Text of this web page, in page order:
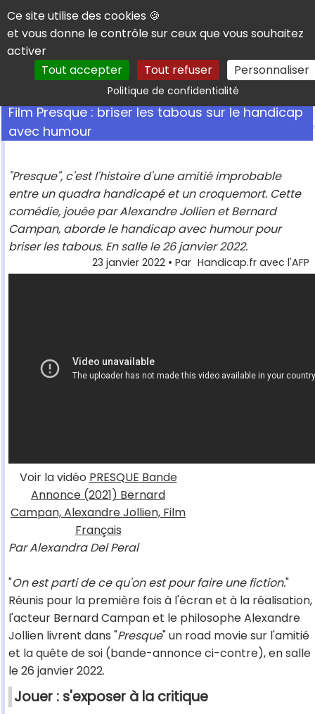
Panneau de gestion des cookies
Ce site utilise des cookies 🍪
et vous donne le contrôle sur ceux que vous souhaitez
activer
Tout accepter
Tout refuser Personnaliser
Politique de confidentialitéRechercher
Film Presque : briser les tabous sur le handicap
avec humour
"Presque", c'est l'histoire d'une amitié improbable
entre un quadra handicapé et un croquemort. Cette
comédie, jouée par Alexandre Jollien et Bernard
Campan, aborde le handicap avec humour pour
briser les tabous. En salle le 26 janvier 2022.
23 janvier 2022 • Par Handicap.fr avec l'AFP
Voir la vidéo PRESQUE Bande
Annonce (2021) Bernard
Campan, Alexandre Jollien, Film
Français
Par Alexandra Del Peral
"On est parti de ce qu'on est pour faire une fiction."
Réunis pour la première fois à l'écran et à la réalisation,
l'acteur Bernard Campan et le philosophe Alexandre
Jollien livrent dans "Presque" un road movie sur l'amitié
et la quête de soi (bande-annonce ci-contre), en salle
le 26 janvier 2022.
Jouer : s'exposer à la critique